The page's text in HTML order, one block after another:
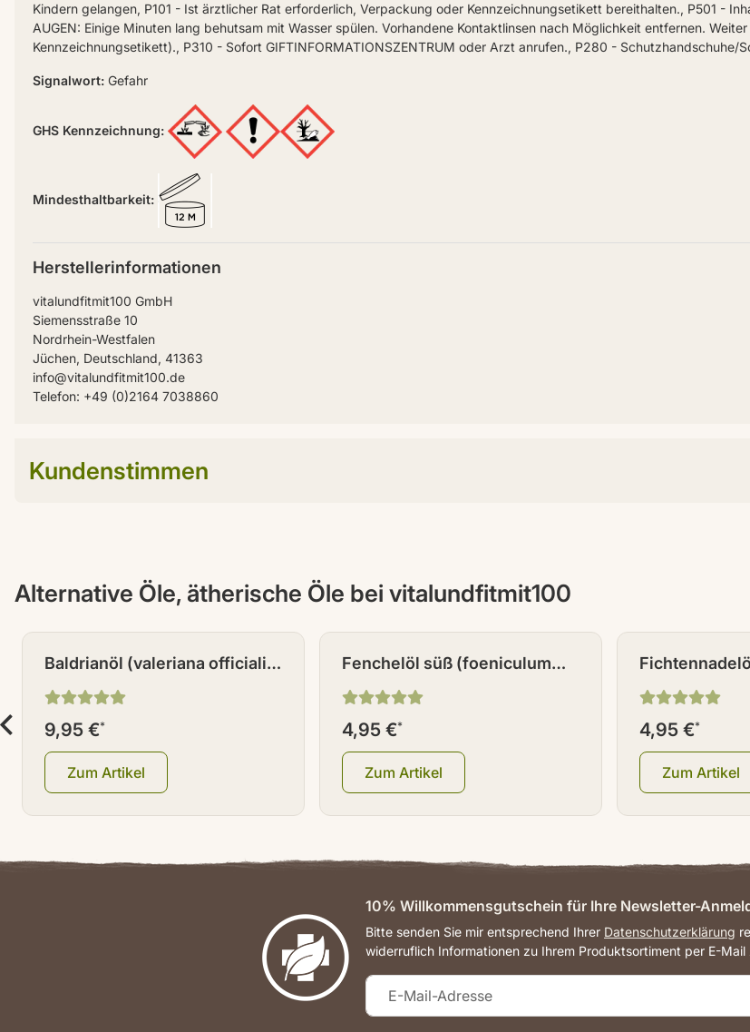
Kindern gelangen, P101 - Ist ärztlicher Rat erforderlich, Verpackung oder Kennzeichnungsetikett bereithalten., P501 -
AUGEN: Einige Minuten lang behutsam mit Wasser spülen. Vorhandene Kontaktlinsen nach Möglichkeit entfernen.
Kennzeichnungsetikett)., P310 - Sofort GIFTINFORMATIONSZENTRUM oder Arzt anrufen., P280 -
Signalwort: Gefahr
GHS Kennzeichnung:
Mindesthaltbarkeit:
Herstellerinformationen
vitalundfitmit100 GmbH
Siemensstraße 10
Nordrhein-Westfalen
Jüchen, Deutschland, 41363
info@vitalundfitmit100.de
Telefon: +49 (0)2164 7038860
Kundenstimmen
Alternative Öle, ätherische Öle bei vitalundfitmit100
Baldrianöl (valeriana officialis
L.) 10 ml
9,95 €*
Zum Artikel
Fenchelöl süß (foeniculum
vulgare) 10 ml
4,95 €*
Zum Artikel
L.) 10 ml
4,95 €*
Zum Artikel
10% Willkommensgutschein für Ihre Newsletter-
Bitte senden Sie mir entsprechend Ihrer Datenschutzerklärung
widerruflich Informationen zu Ihrem Produktsortiment per E-Mail